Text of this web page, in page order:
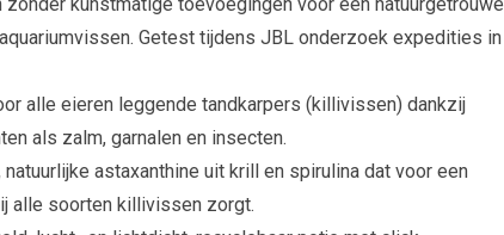
Getest tijdens JBL onderzoek expedities in
alle eieren leggende tandkarpers (killivissen) dankzij
als zalm, garnalen en insecten.
astaxanthine uit krill en spirulina dat voor een
alle soorten killivissen zorgt.